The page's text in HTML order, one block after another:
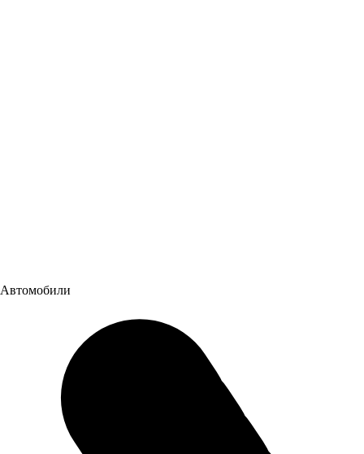
Автомобили
15.10.2021
Новости